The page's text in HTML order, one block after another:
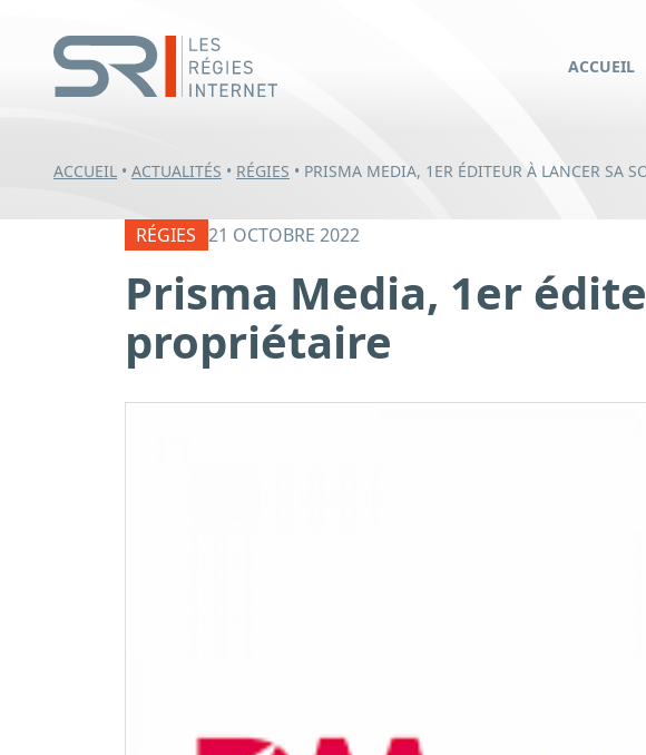
ACCUEIL
ACCUEIL • ACTUALITÉS • RÉGIES • PRISMA MEDIA, 1ER ÉDITEUR À LANCER SA
RÉGIES 21 OCTOBRE 2022
Prisma Media, 1er
propriétaire